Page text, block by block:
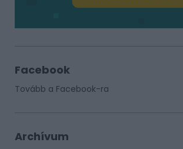
Facebook
Tovább a Facebook-ra
Archívum